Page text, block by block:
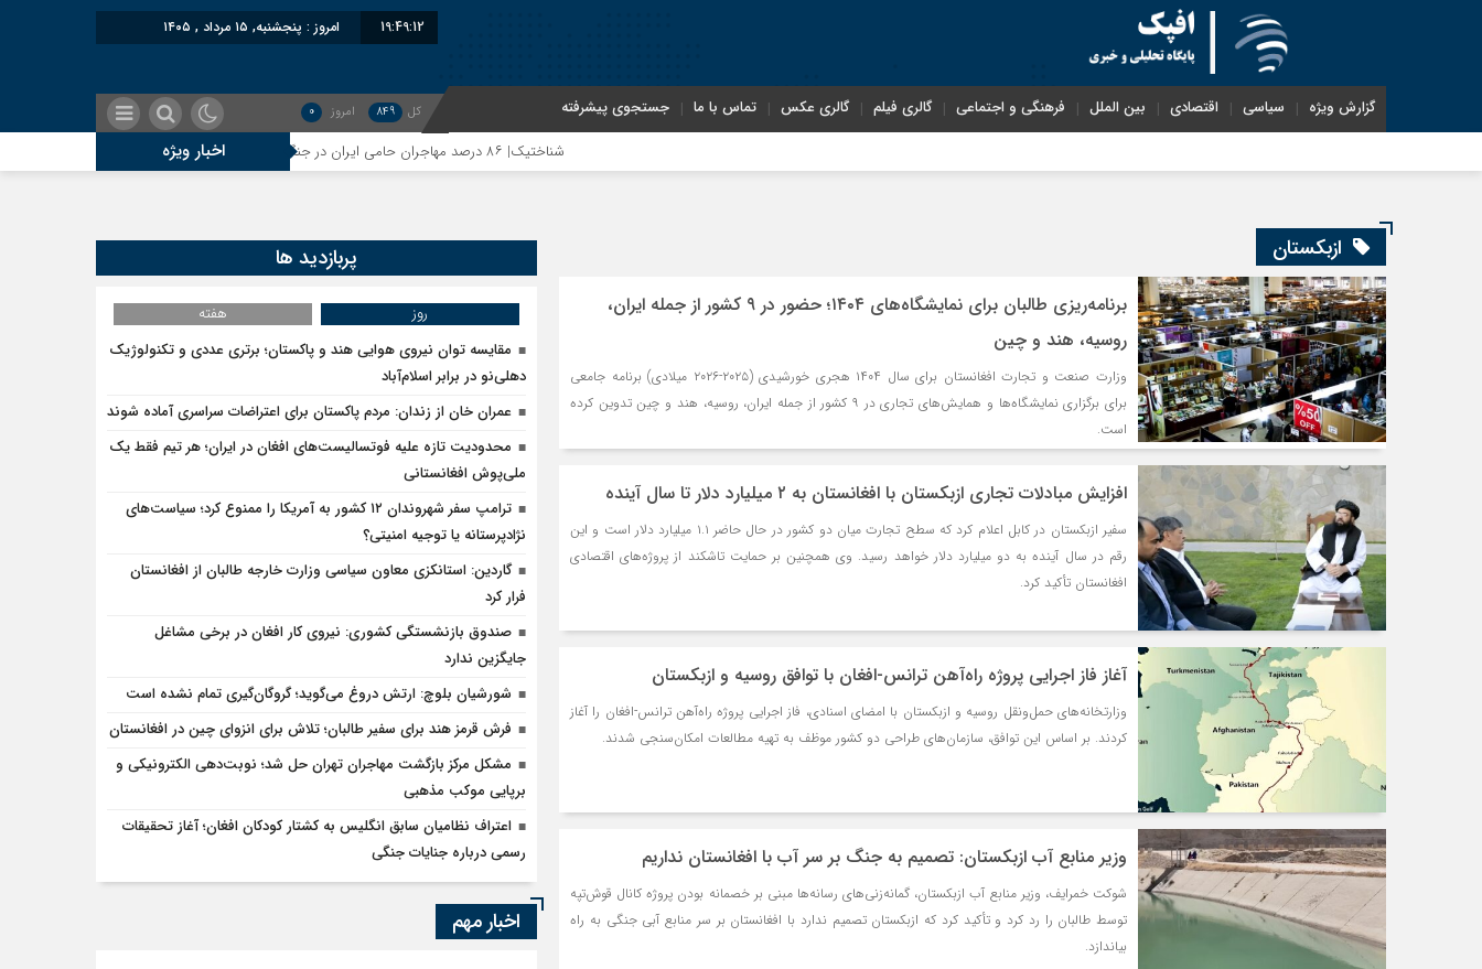
19:49:13 امروز : پنجشنبه, ۱۵ مرداد , ۱۴۰۵
گزارش ویژه سیاسی اقتصادی بین الملل فرهنگی و اجتماعی گالری فیلم گالری عکس تماس با ما جستجوی پیشرفته کل 849 امروز 0
اخبار ویژه شناختیک| ۸۶ درصد مهاجران حامی ایران در جنگ؛ ۷۵ درصد مهاجران دولت چهاردهم را خیرخواه خود نمی‌دانند
سوءاستفاده معاندین از مهاجرین اخراج‌شده علیه ایران؛ حمایت مشکوک بلوچستان از اتباع افغان
اختصاصی| معطلی بار تاجران پشت گمرک ایران؛ تأثیر اخراج مهاجرین بر پشیمانی تجارت با ایران
رضا صادقی: بدرقه میهمان با توهین، از اصالت ایرانی به‌دور است
روسیه امارت اسلامی افغانستان را به رسمیت شناخت؛ دول آسیای میانه هم به طالبان اعتبار می‎‌بخشند؟
مذاکره تحمیلی، جنگ تحمیلی، صلح تحمیلی را پذیرفتیم؛ اسرائیل به کدام صلح تاکنون پایبند بوده است؟
ازبکستان
برنامه‌ریزی طالبان برای نمایشگاه‌های ۱۴۰۴؛ حضور در ۹ کشور از جمله ایران،
روسیه، هند و چین
وزارت صنعت و تجارت افغانستان برای سال ۱۴۰۴ هجری خورشیدی (۲۰۲۵-۲۰۲۶ میلادی) برنامه جامعی
برای برگزاری نمایشگاه‌ها و همایش‌های تجاری در ۹ کشور از جمله ایران، روسیه، هند و چین تدوین کرده
است.
افزایش مبادلات تجاری ازبکستان با افغانستان به ۲ میلیارد دلار تا سال آینده
سفیر ازبکستان در کابل اعلام کرد که سطح تجارت میان دو کشور در حال حاضر ۱.۱ میلیارد دلار است و این
رقم در سال آینده به دو میلیارد دلار خواهد رسید. وی همچنین بر حمایت تاشکند از پروژه‌های اقتصادی
افغانستان تأکید کرد.
آغاز فاز اجرایی پروژه راه‌آهن ترانس-افغان با توافق روسیه و ازبکستان
وزارتخانه‌های حمل‌ونقل روسیه و ازبکستان با امضای اسنادی، فاز اجرایی پروژه راه‌آهن ترانس-افغان را آغاز
کردند. بر اساس این توافق، سازمان‌های طراحی دو کشور موظف به تهیه مطالعات امکان‌سنجی شدند.
وزیر منابع آب ازبکستان: تصمیم به جنگ بر سر آب با افغانستان نداریم
شوکت خمرایف، وزیر منابع آب ازبکستان، گمانه‌زنی‌های رسانه‌ها مبنی بر خصمانه بودن پروژه کانال قوش‌تپه
توسط طالبان را رد کرد و تأکید کرد که ازبکستان تصمیم ندارد با افغانستان بر سر منابع آبی جنگی به راه
بیاندازد.
پربازدید ها
روز
هفته
مقایسه توان نیروی هوایی هند و پاکستان؛ برتری عددی و تکنولوژیک
دهلی‌نو در برابر اسلام‌آباد
عمران خان از زندان: مردم پاکستان برای اعتراضات سراسری آماده شوند
محدودیت تازه علیه فوتسالیست‌های افغان در ایران؛ هر تیم فقط یک
ملی‌پوش افغانستانی
ترامپ سفر شهروندان ۱۲ کشور به آمریکا را ممنوع کرد؛ سیاست‌های
نژادپرستانه یا توجیه امنیتی؟
گاردین: استانکزی معاون سیاسی وزارت خارجه طالبان از افغانستان
فرار کرد
صندوق بازنشستگی کشوری: نیروی کار افغان در برخی مشاغل
جایگزین ندارد
شورشیان بلوچ: ارتش دروغ می‌گوید؛ گروگان‌گیری تمام نشده است
فرش قرمز هند برای سفیر طالبان؛ تلاش برای انزوای چین در افغانستان
مشکل مرکز بازگشت مهاجران تهران حل شد؛ نوبت‌دهی الکترونیکی و
برپایی موکب مذهبی
اعتراف نظامیان سابق انگلیس به کشتار کودکان افغان؛ آغاز تحقیقات
رسمی درباره جنایات جنگی
اخبار مهم